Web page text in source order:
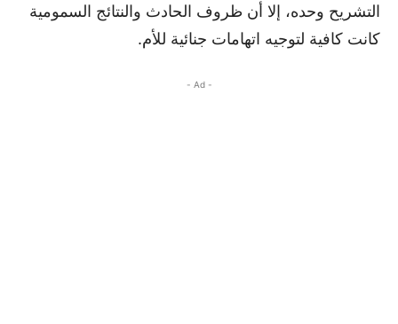
التشريح وحده، إلا أن ظروف الحادث والنتائج السمومية
كانت كافية لتوجيه اتهامات جنائية للأم.
- Ad -